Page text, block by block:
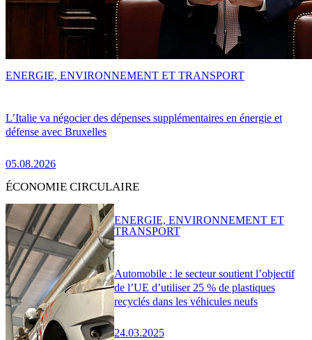
L’Italie va négocier des dépenses supplémentaires en énergie et
défense avec Bruxelles
05.08.2026
ENERGIE, ENVIRONNEMENT ET TRANSPORT
ÉCONOMIE CIRCULAIRE
Automobile : le secteur soutient l’objectif
de l’UE d’utiliser 25 % de plastiques
recyclés dans les véhicules neufs
24.03.2025
ENERGIE, ENVIRONNEMENT ET
TRANSPORT